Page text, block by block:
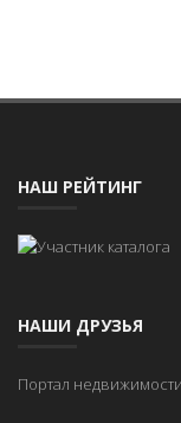
НАШ РЕЙТИНГ
НАШИ ДРУЗЬЯ
Портал недвижимости